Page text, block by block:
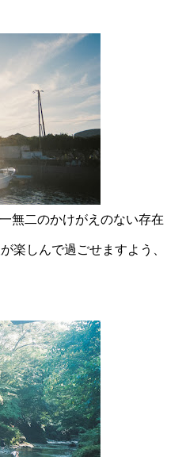
無二のかけがえのない存在
楽しんで過ごせますよう、